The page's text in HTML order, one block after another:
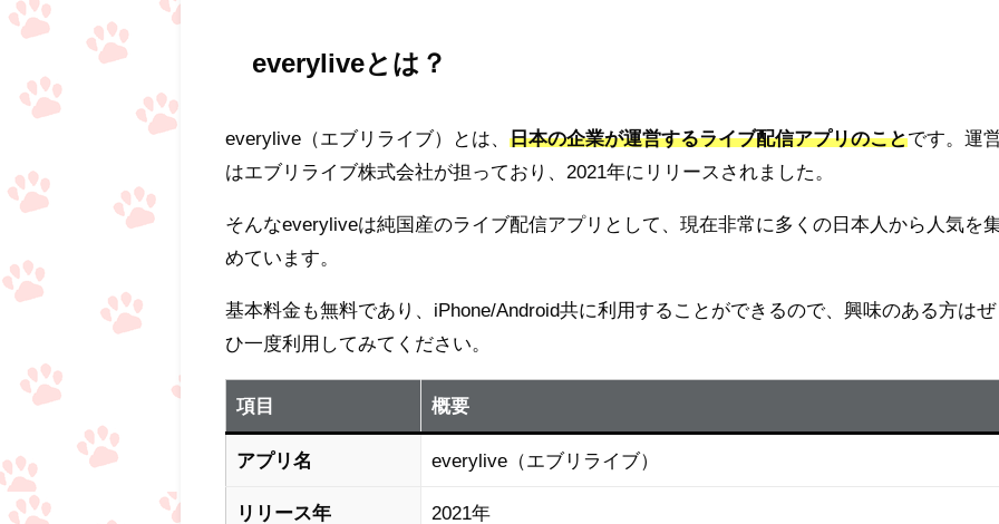
everyliveとは？
everylive（エブリライブ）とは、日本の企業が運営するライブ配信アプリのことです。運
はエブリライブ株式会社が担っており、2021年にリリースされました。
そんなeveryliveは純国産のライブ配信アプリとして、現在非常に多くの日本人から人気を
めています。
基本料金も無料であり、iPhone/Android共に利用することができるので、興味のある方はぜ
ひ一度利用してみてください。
項目 概要
アプリ名 everylive（エブリライブ）
リリース年 2021年